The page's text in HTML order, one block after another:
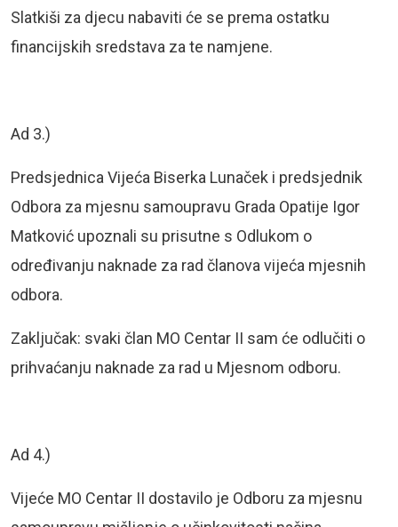
Slatkiši za djecu nabaviti će se prema ostatku
financijskih sredstava za te namjene.
Ad 3.)
Predsjednica Vijeća Biserka Lunaček i predsjednik
Odbora za mjesnu samoupravu Grada Opatije Igor
Matković upoznali su prisutne s Odlukom o
određivanju naknade za rad članova vijeća mjesnih
odbora.
Zaključak: svaki član MO Centar II sam će odlučiti o
prihvaćanju naknade za rad u Mjesnom odboru.
Ad 4.)
Vijeće MO Centar II dostavilo je Odboru za mjesnu